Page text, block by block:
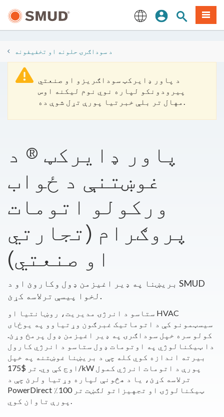
منځپانګې
شئ
English
ننوزئ
سایټ لټون
مینو
د سوداګرۍ حلونه او تخفیفونه
د پاور ډایرکټ سوداګریزو او صنعتي
پیرودونکو لپاره نوي نوم لیکنه اوس
مهال تر بلې خبرتیا پورې تړل شوې ده.
پاور ډایرکټ ® د
غوښتنې د ځواب
ورکولو اتومات
پروګرام (تجارتي
او صنعتي)
بریښنا په ډیر اغیزمن ډول وکاروئ او د SMUD
لخوا پیسې ترلاسه کړئ.
ستاسو د انرژۍ مدیریت، روښانتیا او HVAC
سیسټمونو کې د اتوماتیک غبرګون وړتیاوو په یوځای
کولو سره خپل سوداګرۍ په ډیر اغیزمن ډول پرمخ وړئ.
دا ټیکنالوژي په اوتومات ډول ستاسو د انرژي کارول
بیرته اندازه کوي کله چې د بریښنا غوښتنه په خپل
اوج کې وي. تر $175/kW پورې د اتومات انرژي کمول
ترلاسه کړئ، یا د هڅونې لپاره وړتیا ولرئ چې د
PowerDirect ټیکنالوژۍ او تجهیزاتو لګښت تر 100٪
پورې تاوان کوي.